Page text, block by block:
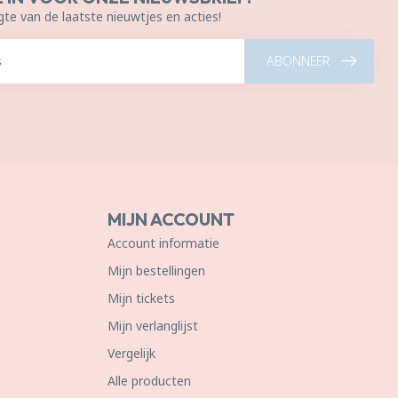
van de laatste nieuwtjes en acties!
ABONNEER
MIJN ACCOUNT
Account informatie
Mijn bestellingen
Mijn tickets
Mijn verlanglijst
Vergelijk
Alle producten